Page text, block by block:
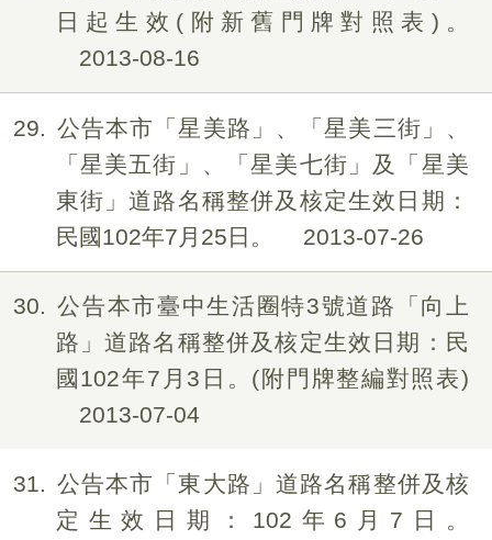
日起生效(附新舊門牌對照表)。
2013-08-16
29
公告本市「星美路」、「星美三街」、
「星美五街」、「星美七街」及「星美
東街」道路名稱整併及核定生效日期：
民國102年7月25日。
2013-07-26
30
公告本市臺中生活圈特3號道路「向上
路」道路名稱整併及核定生效日期：民
國102年7月3日。(附門牌整編對照表)
2013-07-04
31
公告本市「東大路」道路名稱整併及核
定生效日期：102年6月7日。